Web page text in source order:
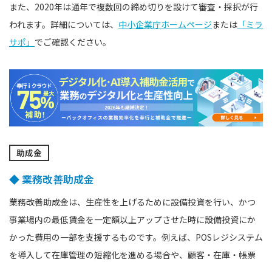
また、2020年は通年で複数回の締め切りを設けて審査・採択が行
われます。詳細については、 中小企業庁ホームページまたは 「ミラ
サポ」 でご確認ください。
助成金
◆ 業務改善助成金
業務改善助成金は、生産性を上げるために設備投資を行い、かつ
事業場内の最低賃金を一定額以上アップさせた時に設備投資にか
かった費用の一部を支援するものです。例えば、POSレジシステム
を導入して在庫管理の短縮化を進める場合や、顧客・在庫・帳票